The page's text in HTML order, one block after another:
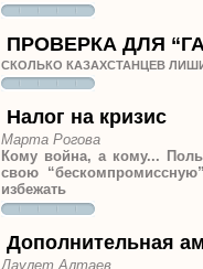
ПРОВЕРКА ДЛЯ
СКОЛЬКО КАЗАХСТАНЦЕВ
Налог на кризис
Марта Рогова
Кому война, а кому...
свою
избежать
Дополнительная
Даулет Алтаев